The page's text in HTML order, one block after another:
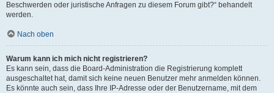
Beschwerden oder juristische Anfragen zu diesem Forum gibt?“ behandelt
werden.
Nach oben
Warum kann ich mich nicht registrieren?
Es kann sein, dass die Board-Administration die Registrierung komplett
ausgeschaltet hat, damit sich keine neuen Benutzer mehr anmelden können.
Es könnte auch sein, dass Ihre IP-Adresse oder der Benutzername, mit dem